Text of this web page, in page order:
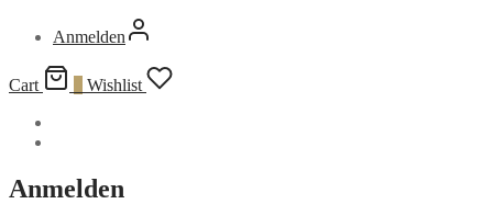
Anmelden
Cart Wishlist
Anmelden